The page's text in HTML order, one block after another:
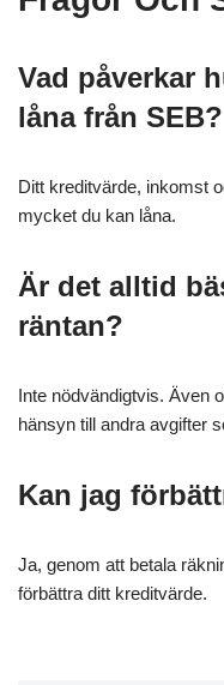
Vad påverkar
låna från SEB?
Ditt kreditvärde, inkomst
mycket du kan låna.
Är det alltid
räntan?
Inte nödvändigtvis. Även
hänsyn till andra avgifter
Kan jag
Ja, genom att betala
förbättra ditt kreditvärde.